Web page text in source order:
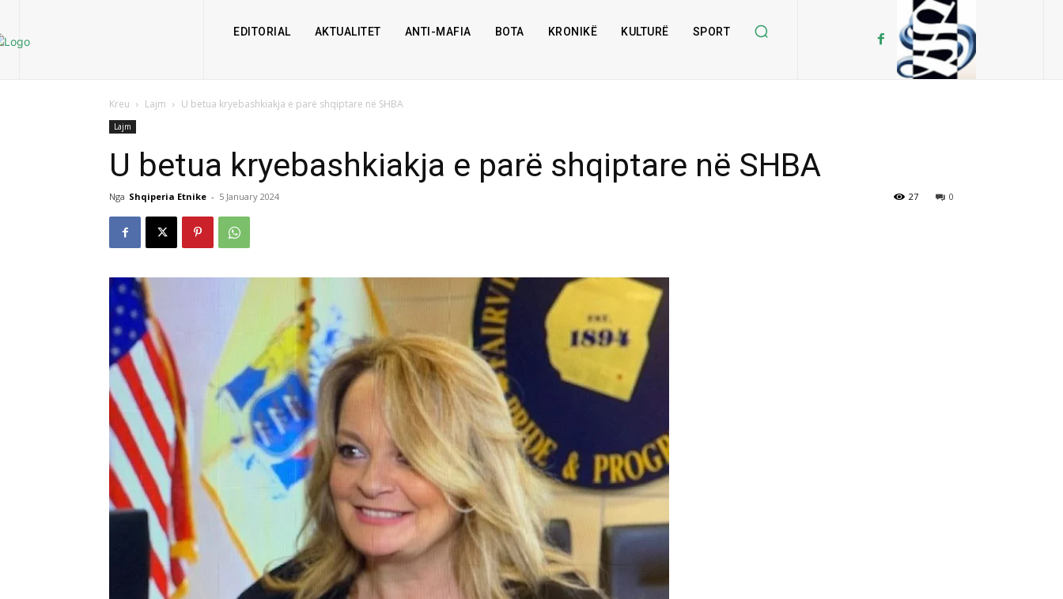
EDITORIAL AKTUALITET ANTI-MAFIA BOTA KRONIKË KULTURË SPORT
Kreu Lajm U betua kryebashkiakja e parë shqiptare në SHBA
Lajm
U betua kryebashkiakja e parë shqiptare në SHBA
Nga Shqiperia Etnike - 5 January 2024 0
27